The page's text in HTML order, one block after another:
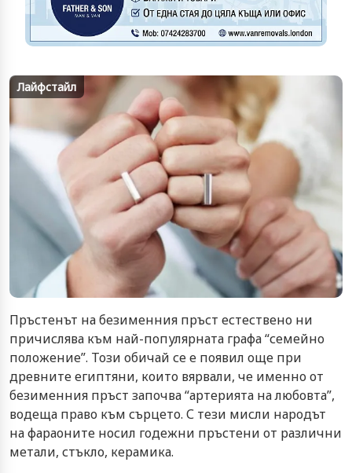
Лайфстайл
Пръстенът на безименния пръст естествено ни
причислява към най-популярната графа “семейно
положение”. Този обичай се е появил още при
древните египтяни, които вярвали, че именно от
безименния пръст започва “артерията на любовта”,
водеща право към сърцето. С тези мисли народът
на фараоните носил годежни пръстени от различни
метали, стъкло, керамика.